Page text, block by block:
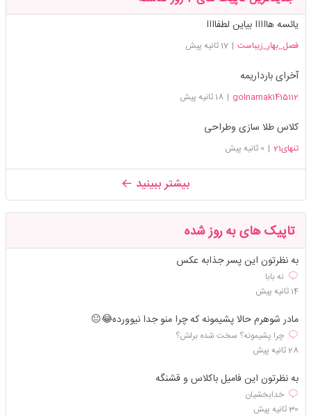
یائسه هااااا بیاین لطفاااا
فصل_بهار_زیباست | 17 ثانیه پیش
آخرای بارداریمه
golnamak1415112
| 18 ثانیه پیش
کلاس طلا سازی وطراحی
تنهای21 | 0 ثانیه پیش
بیشتر ببینید
تاپیک های به روز شده
به نظرتون این پسر جذابه عکس
نه بابا
14 ثانیه پیش
مادر شوهرم حالا پشیمونه که چرا منو جدا نیوورده😂😐
چرا پشیمونه؟ سخت شده برلش؟
28 ثانیه پیش
به نظرتون این فامیل باکلاس و قشنگه
خدابخشیان
30 ثانیه پیش